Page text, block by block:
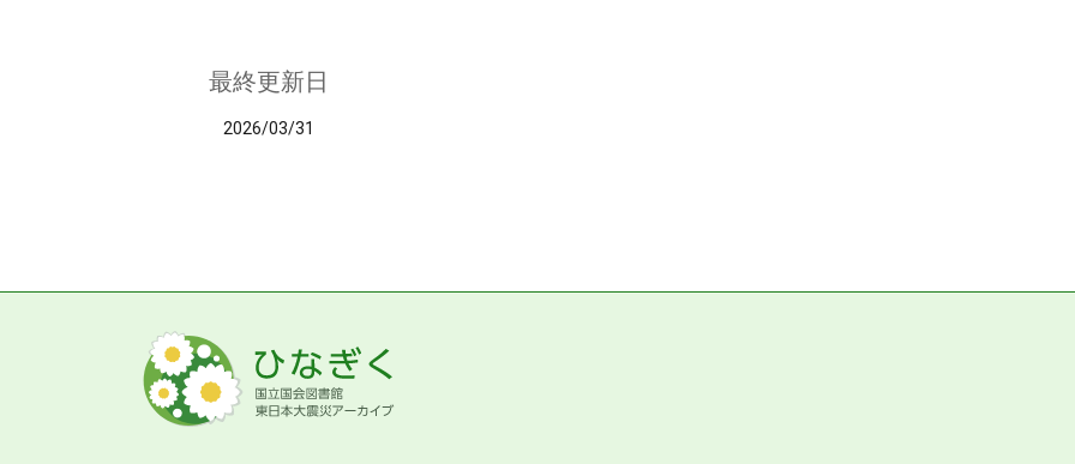
最終更新日
2026/03/31